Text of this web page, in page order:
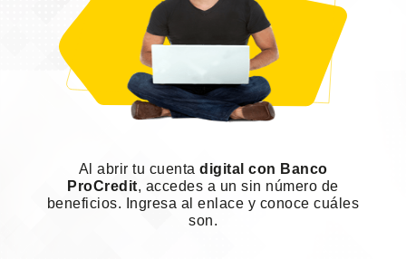
Al abrir tu cuenta digital con Banco
ProCredit, accedes a un sin número de
beneficios. Ingresa al enlace y conoce cuáles
son.